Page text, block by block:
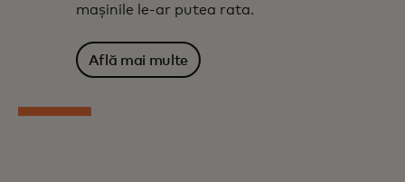
mașinile le-ar putea rata.
Află mai multe